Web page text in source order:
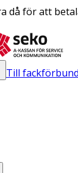
då för att
Till